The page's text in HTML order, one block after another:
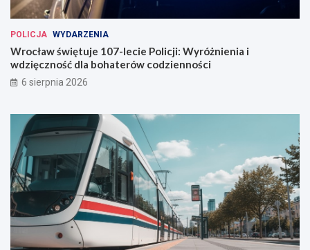
ł
w
i
u
POLICJA WYDARZENIA
Wrocław świętuje 107-lecie Policji: Wyróżnienia i
wdzięczność dla bohaterów codzienności
6 sierpnia 2026